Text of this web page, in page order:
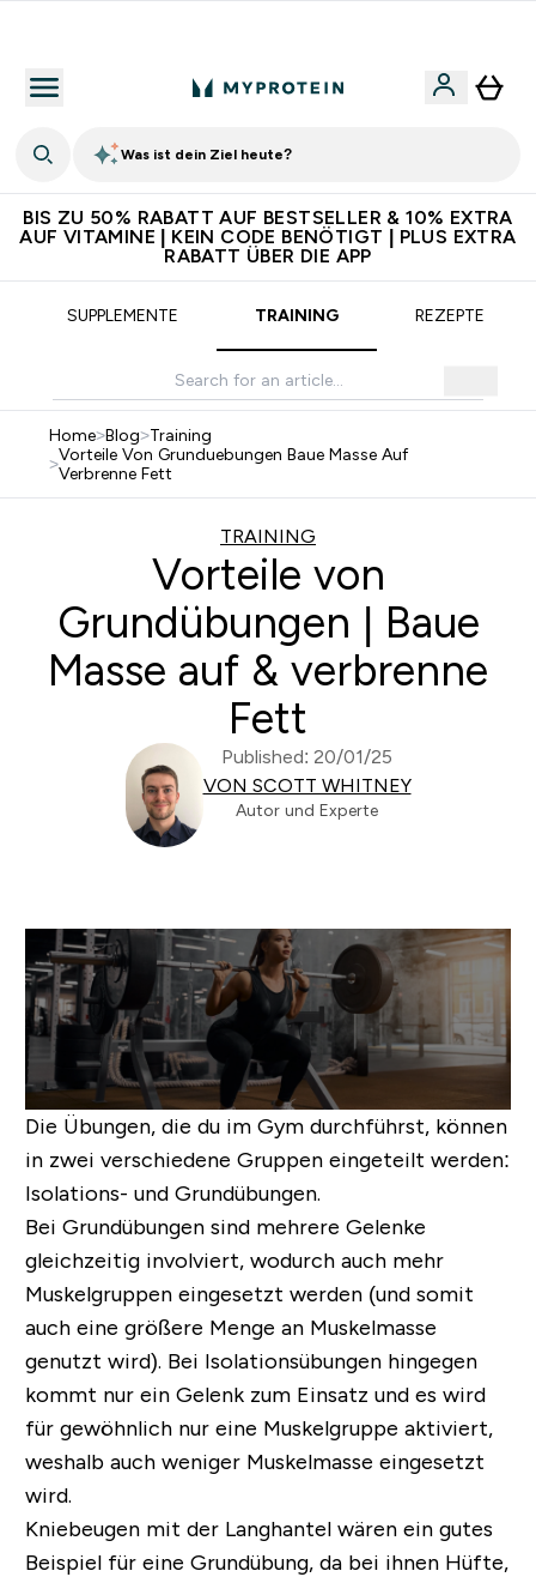
Was ist dein Ziel heute?
BIS ZU 50% RABATT AUF BESTSELLER & 10% EXTRA
AUF VITAMINE | KEIN CODE BENÖTIGT | PLUS EXTRA
RABATT ÜBER DIE APP
SUPPLEMENTE TRAINING REZEPTE
Home>Blog>Training
>Vorteile Von Grunduebungen Baue Masse Auf
Verbrenne Fett
TRAINING
Vorteile von
Grundübungen | Baue
Masse auf & verbrenne
Fett
Published: 20/01/25
VON SCOTT WHITNEY
Autor und Experte
Die Übungen, die du im Gym durchführst, können
in zwei verschiedene Gruppen eingeteilt werden:
Isolations- und Grundübungen.
Bei Grundübungen sind mehrere Gelenke
gleichzeitig involviert, wodurch auch mehr
Muskelgruppen eingesetzt werden (und somit
auch eine größere Menge an Muskelmasse
genutzt wird). Bei Isolationsübungen hingegen
kommt nur ein Gelenk zum Einsatz und es wird
für gewöhnlich nur eine Muskelgruppe aktiviert,
weshalb auch weniger Muskelmasse eingesetzt
wird.
Kniebeugen mit der Langhantel wären ein gutes
Beispiel für eine Grundübung, da bei ihnen Hüfte,